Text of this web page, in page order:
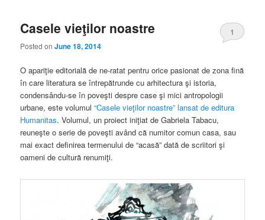
Casele vieţilor noastre
Posted onJune 18, 2014
1
O apariţie editorială de ne-ratat pentru orice pasionat de zona fină
în care literatura se întrepătrunde cu arhitectura şi istoria,
condensându-se în poveşti despre case şi mici antropologii
urbane, este volumul“Casele vieţilor noastre” lansat de editura
Humanitas. Volumul, un proiect iniţiat de Gabriela Tabacu,
reuneşte o serie de poveşti având că numitor comun casa, sau
mai exact definirea termenului de “acasă” dată de scriitori şi
oameni de cultură renumiţi.